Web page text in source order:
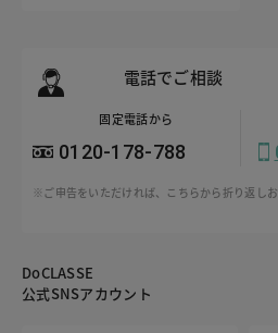
電話でご相談
固定電話から
0120-178-788
※ご申告をいただければ、こちらから折り返し
DoCLASSE
公式SNSアカウント